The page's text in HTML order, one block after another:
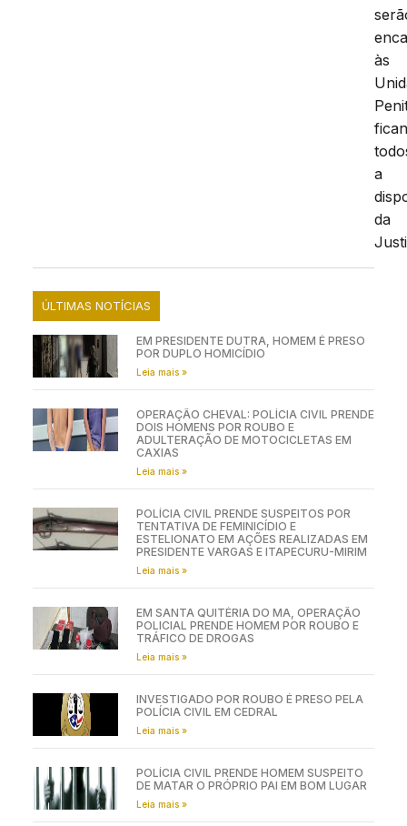
às
a
da
ÚLTIMAS NOTÍCIAS
EM PRESIDENTE DUTRA, HOMEM É PRESO
POR DUPLO HOMICÍDIO
Leia mais »
OPERAÇÃO CHEVAL: POLÍCIA CIVIL PRENDE
DOIS HOMENS POR ROUBO E
ADULTERAÇÃO DE MOTOCICLETAS EM
CAXIAS
Leia mais »
POLÍCIA CIVIL PRENDE SUSPEITOS POR
TENTATIVA DE FEMINICÍDIO E
ESTELIONATO EM AÇÕES REALIZADAS EM
PRESIDENTE VARGAS E ITAPECURU-MIRIM
Leia mais »
EM SANTA QUITÉRIA DO MA, OPERAÇÃO
POLICIAL PRENDE HOMEM POR ROUBO E
TRÁFICO DE DROGAS
Leia mais »
INVESTIGADO POR ROUBO É PRESO PELA
POLÍCIA CIVIL EM CEDRAL
Leia mais »
POLÍCIA CIVIL PRENDE HOMEM SUSPEITO
DE MATAR O PRÓPRIO PAI EM BOM LUGAR
Leia mais »